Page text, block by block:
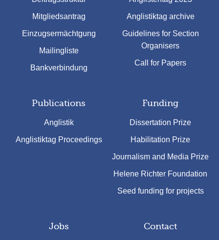
Mitgliedsantrag
Einzugsermächtgung
Mailingliste
Bankverbindung
Anglistiktag archive
Guidelines for Section
Organisers
Call for Papers
Publications
Anglistik
Anglistiktag Proceedings
Funding
Dissertation Prize
Habilitation Prize
Journalism and Media Prize
Helene Richter Foundation
Seed funding for projects
Jobs Contact